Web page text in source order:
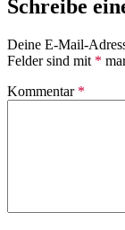
Schreibe
Deine E-Mail-
Felder sind mit *
Kommentar *